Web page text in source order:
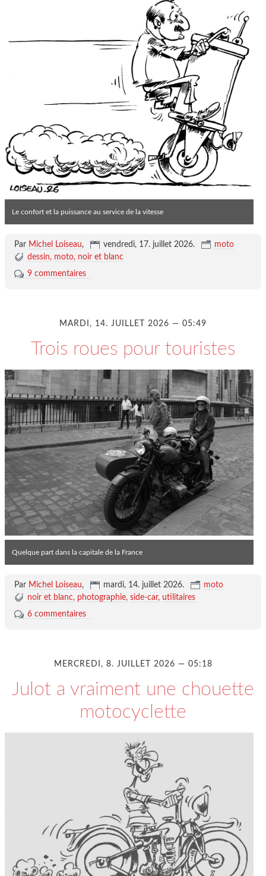
Le confort et la puissance au service de la vitesse
Par Michel Loiseau, vendredi, 17. juillet 2026.
moto
dessin
moto noir et blanc
9 commentaires
MARDI, 14. JUILLET 2026 — 05:49
Trois roues pour touristes
Quelque part dans la capitale de la France
Par Michel Loiseau, mardi, 14. juillet 2026.
moto
noir et blanc photographie side-car utilitaires
6 commentaires
MERCREDI, 8. JUILLET 2026 — 05:18
Julot a vraiment une chouette
motocyclette